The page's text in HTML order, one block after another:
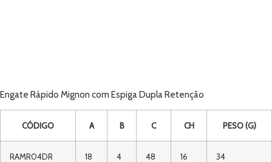
Engate Rápido Mignon com Espiga Dupla Retenção
CÓDIGO A B C CH PESO (G)
RAMR04DR 18 4 48 16 34